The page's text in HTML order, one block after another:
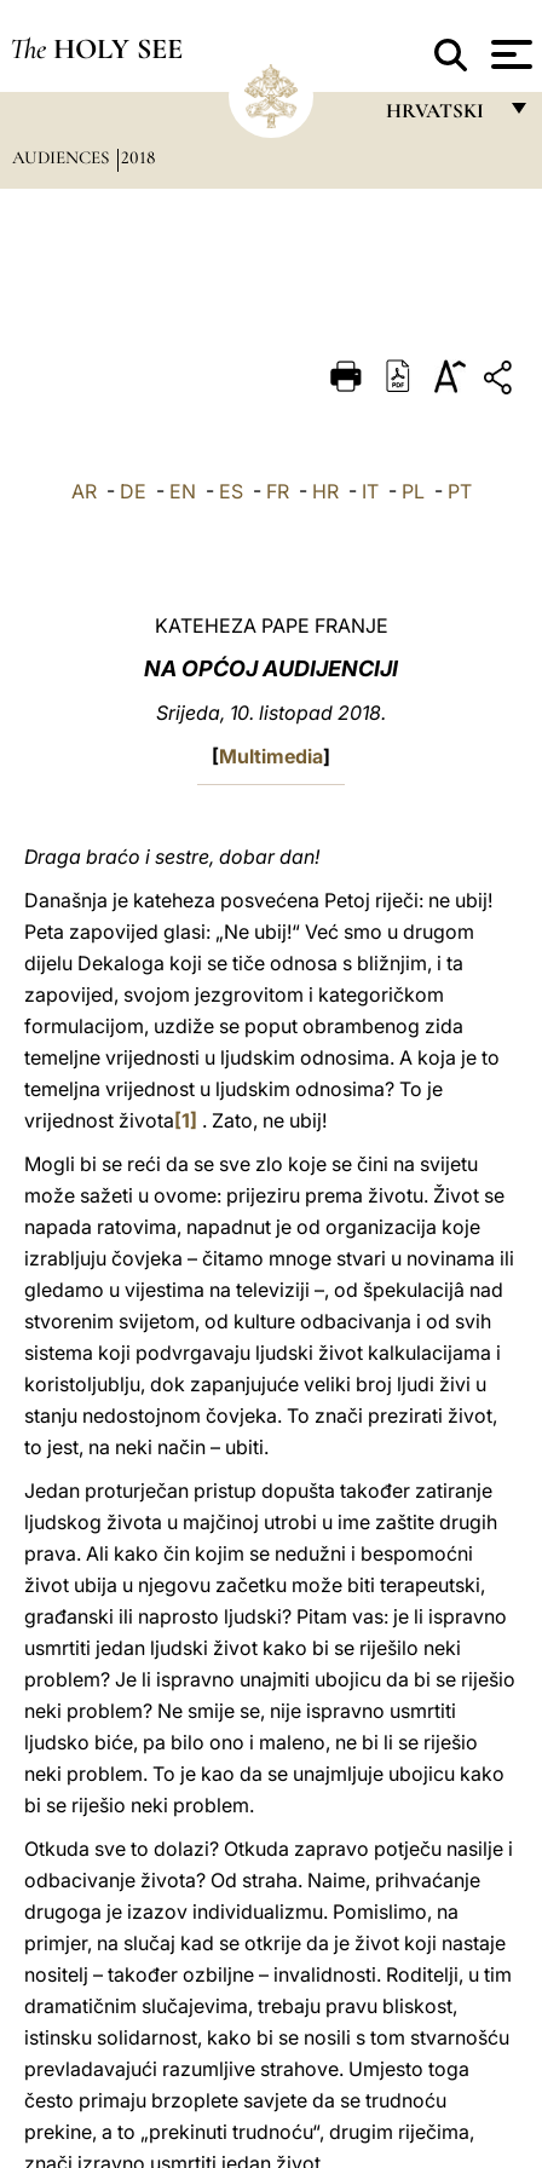
The HOLY SEE
HRVATSKI
DEUTSCH
العربيّة
AUDIENCES 2018
AR- DE - EN - ES- FR- HR- IT- PL- PT
KATEHEZA PAPE FRANJE
NA OPĆOJ AUDIJENCIJI
Srijeda, 10. listopad 2018.
[Multimedia]
Draga braćo i sestre, dobar dan!
Današnja je kateheza posvećena Petoj riječi: ne ubij!
Peta zapovijed glasi: „Ne ubij!“ Već smo u drugom
dijelu Dekaloga koji se tiče odnosa s bližnjim, i ta
zapovijed, svojom jezgrovitom i kategoričkom
formulacijom, uzdiže se poput obrambenog zida
temeljne vrijednosti u ljudskim odnosima. A koja je to
temeljna vrijednost u ljudskim odnosima? To je
vrijednost života [1] . Zato, ne ubij!
Mogli bi se reći da se sve zlo koje se čini na svijetu
može sažeti u ovome: prijeziru prema životu. Život se
napada ratovima, napadnut je od organizacija koje
izrabljuju čovjeka – čitamo mnoge stvari u novinama ili
gledamo u vijestima na televiziji –, od špekulacijâ nad
stvorenim svijetom, od kulture odbacivanja i od svih
sistema koji podvrgavaju ljudski život kalkulacijama i
koristoljublju, dok zapanjujuće veliki broj ljudi živi u
stanju nedostojnom čovjeka. To znači prezirati život,
to jest, na neki način – ubiti.
Jedan proturječan pristup dopušta također zatiranje
ljudskog života u majčinoj utrobi u ime zaštite drugih
prava. Ali kako čin kojim se nedužni i bespomoćni
život ubija u njegovu začetku može biti terapeutski,
građanski ili naprosto ljudski? Pitam vas: je li ispravno
usmrtiti jedan ljudski život kako bi se riješilo neki
problem? Je li ispravno unajmiti ubojicu da bi se riješio
neki problem? Ne smije se, nije ispravno usmrtiti
ljudsko biće, pa bilo ono i maleno, ne bi li se riješio
neki problem. To je kao da se unajmljuje ubojicu kako
bi se riješio neki problem.
Otkuda sve to dolazi? Otkuda zapravo potječu nasilje i
odbacivanje života? Od straha. Naime, prihvaćanje
drugoga je izazov individualizmu. Pomislimo, na
primjer, na slučaj kad se otkrije da je život koji nastaje
nositelj – također ozbiljne – invalidnosti. Roditelji, u tim
dramatičnim slučajevima, trebaju pravu bliskost,
istinsku solidarnost, kako bi se nosili s tom stvarnošću
prevladavajući razumljive strahove. Umjesto toga
često primaju brzoplete savjete da se trudnoću
prekine, a to „prekinuti trudnoću“, drugim riječima,
znači izravno usmrtiti jedan život.